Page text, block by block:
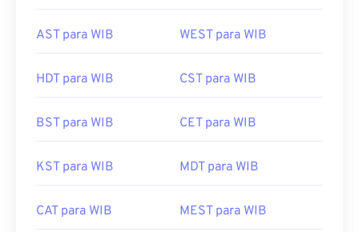
AST para WIB WEST para WIB
HDT para WIB CST para WIB
BST para WIB CET para WIB
KST para WIB MDT para WIB
CAT para WIB MEST para WIB